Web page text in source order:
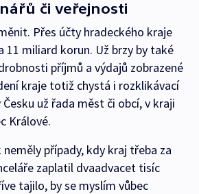
či veřejnosti
Přes účty hradeckého kraje
11 miliard korun. Už brzy by také
příjmů a výdajů zobrazené
kraje totiž chystá i rozklikávací
už řada měst či obcí, v kraji
Králové.
případy, kdy kraj třeba za
zaplatil dvaadvacet tisíc
tajilo, by se myslím vůbec